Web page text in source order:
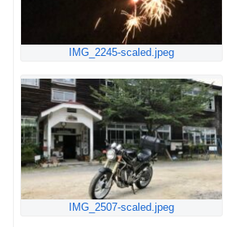
IMG_2245-scaled.jpeg
IMG_2507-scaled.jpeg